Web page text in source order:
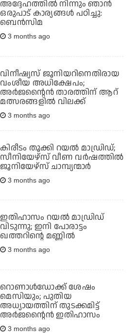
അദ്ദേഹത്തിൽ നിന്നും ഞാൻ
ഒരുപാട് കാര്യങ്ങൾ പഠിച്ചു:
ബെൻസിമ
3 months ago
വിനീഷ്യസ് ജൂനിയറിനെതിരായ
വംശീയ അധിക്ഷേപം;
അര്‍ജന്റൈന്‍ താരത്തിന് ആറ്
മത്സരങ്ങളില്‍ വിലക്ക്
3 months ago
കിരീടം തൂക്കി റയല്‍ മാഡ്രിഡ്;
സീനിയേഴ്‌സ് വീണ വര്‍ഷത്തില്‍
ജൂനിയേഴ്‌സ് ചാമ്പ്യന്മാര്‍
3 months ago
ഇതിഹാസം റയല്‍ മാഡ്രിഡ്
വിടുന്നു; ഇനി പോരാട്ടം
ഖത്തറിന്റെ മണ്ണില്‍
3 months ago
റൊണാൾഡോക്ക് ശേഷം
മെസിയും; പുതിയ
അധ്യായത്തിന് തുടക്കമിട്ട്
അർജന്റൈൻ ഇതിഹാസം
3 months ago